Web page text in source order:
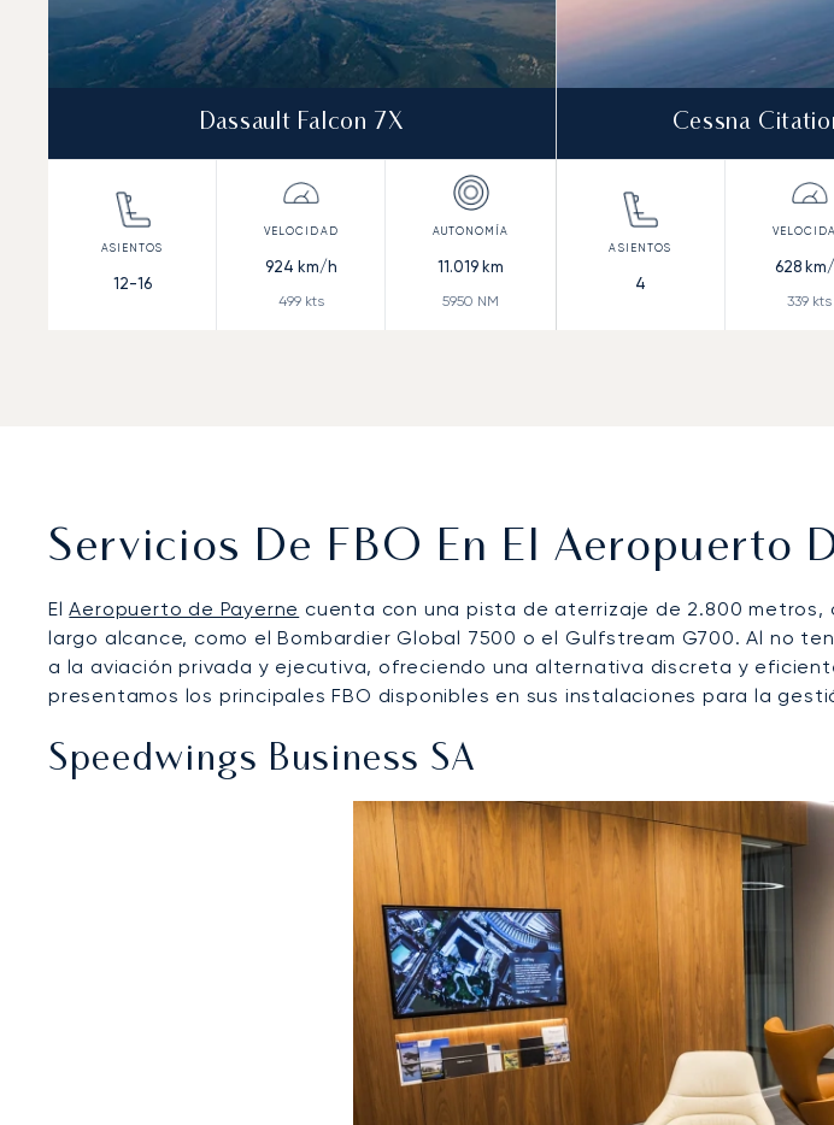
Dassault Falcon 7X
12-16
924 km/h
499kts
11.019 km
5950 NM
Cessna
4
628
339 kts
Servicios De FBO En El Aeropuerto
ElAeropuerto de Payerne cuenta con una pista de aterrizaje de 2.800
largo alcance, como el Bombardier Global 7500 o el Gulfstream G700. Al no
a la aviación privada y ejecutiva, ofreciendo una alternativa discreta y
presentamos los principales FBO disponibles en sus instalaciones para la
Speedwings Business SA